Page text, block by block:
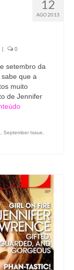
12
AGO 2013
| 0
setembro da
que a
muito
de Jennifer
September Issue